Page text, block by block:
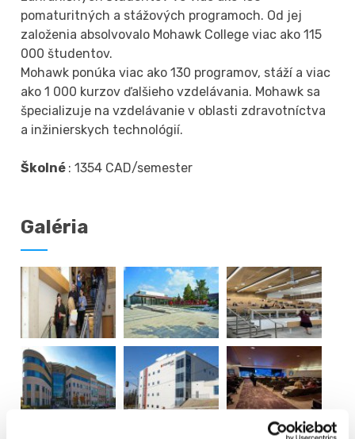
pomaturitných a stážových programoch. Od jej
založenia absolvovalo Mohawk College viac ako 115
000 študentov.
Mohawk ponúka viac ako 130 programov, stáží a viac
ako 1 000 kurzov ďalšieho vzdelávania. Mohawk sa
špecializuje na vzdelávanie v oblasti zdravotníctva
a inžinierskych technológií.
Školné : 1354 CAD/semester
Galéria